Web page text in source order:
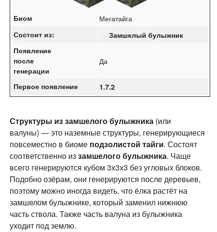
Биом Мегатайга
Состоит из:
Замшелый булыжник
Появление
после
генерации
Да
Первое появление 1.7.2
Структуры из замшелого булыжника (или
валуны) — это наземные структуры, генерирующиеся
повсеместно в биоме подзолистой тайги. Состоят
соответственно иззамшелого булыжника. Чаще
всего генерируются кубом 3х3х3 без угловых блоков.
Подобно озёрам, они генерируются после деревьев,
поэтому можно иногда видеть, что ёлка растёт на
замшелом булыжнике, который заменил нижнюю
часть ствола. Также часть валуна из булыжника
уходит под землю.